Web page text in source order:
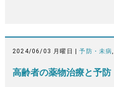
2024/06/03 月曜日 |予防・未病,
高齢者の薬物治療と予防